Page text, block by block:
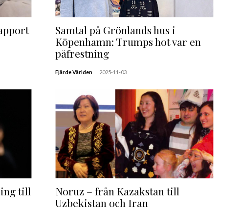
Samtal på Grönlands hus i
Köpenhamn: Trumps hot var en
påfrestning
Fjärde Världen - 2025-11-03
till
Noruz – från Kazakstan till
Uzbekistan och Iran